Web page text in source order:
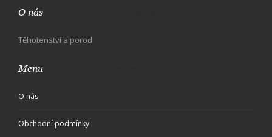
O nás
Těhotenství a porod
Menu
O nás
Obchodní podmínky